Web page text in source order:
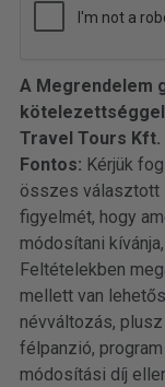
A Megrendelem
kötelezettséggel
Travel Tours Kft.
Fontos: Kérjük
összes választott
figyelmét, hogy
módosítani
Feltételekben
mellett van
névváltozás,
félpanzió,
módosítási díj